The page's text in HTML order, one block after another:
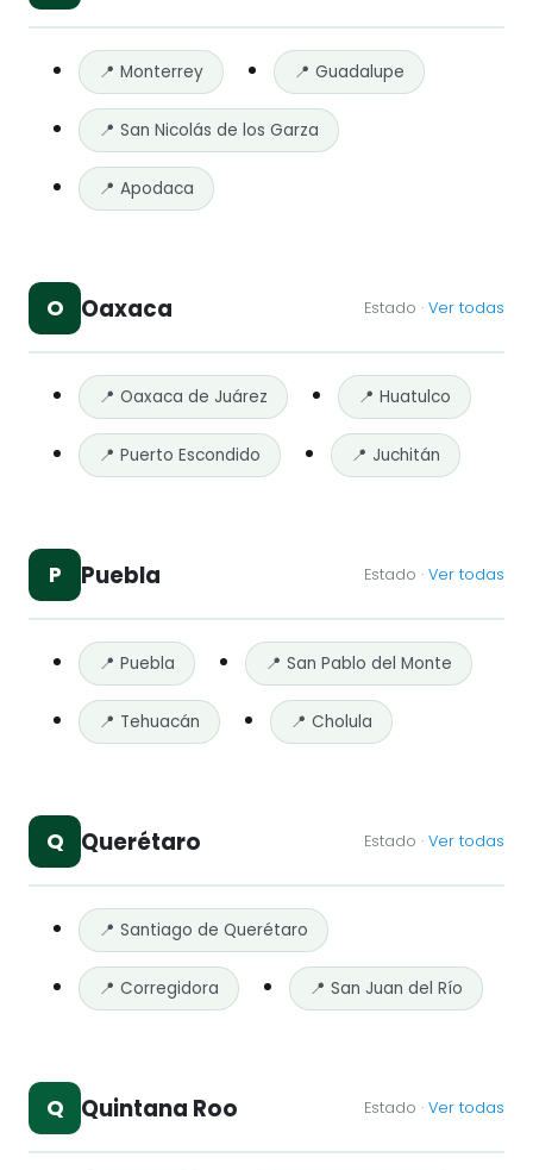
📍 Monterrey 📍 Guadalupe
📍 San Nicolás de los Garza
📍 Apodaca
O Oaxaca Estado · Ver todas
📍 Oaxaca de Juárez 📍 Huatulco
📍 Puerto Escondido 📍 Juchitán
P Puebla Estado · Ver todas
📍 Puebla 📍 San Pablo del Monte
📍 Tehuacán 📍 Cholula
Q Querétaro Estado · Ver todas
📍 Santiago de Querétaro
📍 Corregidora 📍 San Juan del Río
Q Quintana Roo Estado · Ver todas